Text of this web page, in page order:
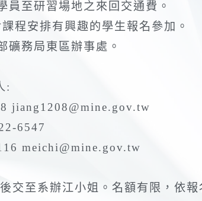
員至研習場地之來回交通費。
程安排有興趣的學生報名參加。
礦務局東區辦事處。
:
jiang1208@mine.gov.tw
6547
meichi@mine.gov.tw
至系辦江小姐。名額有限，依